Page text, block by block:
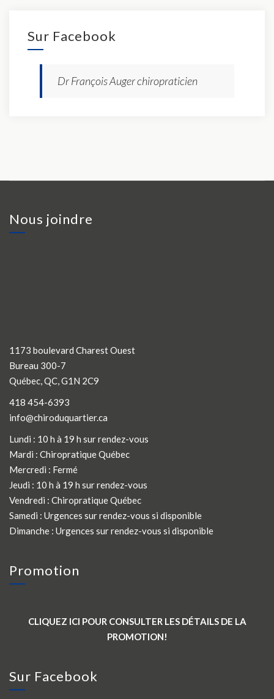
Sur Facebook
Dr François Auger chiropraticien
Nous joindre
1173 boulevard Charest Ouest
Bureau 300-7
Québec, QC, G1N 2C9
418 454-6393
info@chiroduquartier.ca
Lundi : 10 h à 19 h sur rendez-vous
Mardi : Chiropratique Québec
Mercredi : Fermé
Jeudi : 10 h à 19 h sur rendez-vous
Vendredi : Chiropratique Québec
Samedi : Urgences sur rendez-vous si disponible
Dimanche : Urgences sur rendez-vous si disponible
Promotion
CLIQUEZ ICI POUR CONSULTER LES DÉTAILS DE LA
PROMOTION!
Sur Facebook